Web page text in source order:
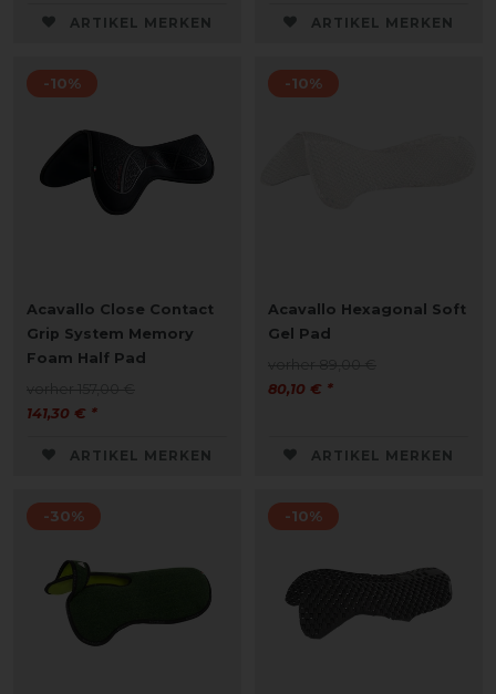
ARTIKEL MERKEN ARTIKEL MERKEN
-10%
Acavallo Close Contact
Grip System Memory
Foam Half Pad
141,30 € *
ARTIKEL MERKEN
-10%
Acavallo Hexagonal Soft
Gel Pad
80,10 € *
ARTIKEL MERKEN
-30% -10%